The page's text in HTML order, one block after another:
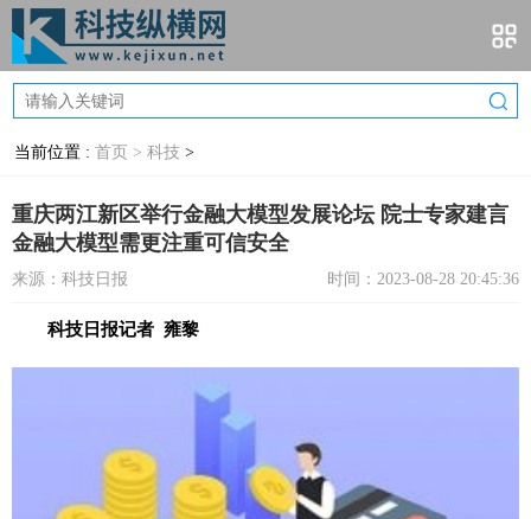
当前位置 : 首页 > 科技 >
重庆两江新区举行金融大模型发展论坛 院士专家建言
金融大模型需更注重可信安全
来源：科技日报 时间：2023-08-28 20:45:36
科技日报记者 雍黎